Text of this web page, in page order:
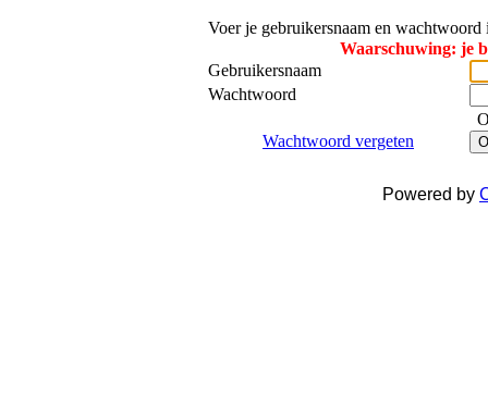
Voer je gebruikersnaam en
Waarschuwing: je
Gebruikersnaam
Wachtwoord
Wachtwoord vergeten
Powered by